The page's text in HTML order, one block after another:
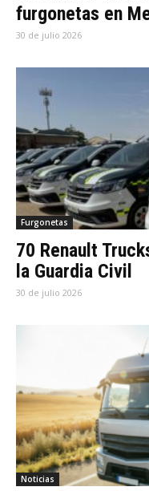
furgonetas en
30 de julio 2026
Furgonetas
70 Renault
la Guardia Civil
30 de julio 2026
Noticias